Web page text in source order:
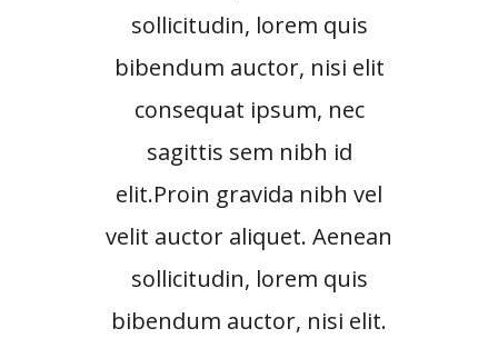
sollicitudin, lorem quis
bibendum auctor, nisi elit
consequat ipsum, nec
sagittis sem nibh id
elit.Proin gravida nibh vel
velit auctor aliquet. Aenean
sollicitudin, lorem quis
bibendum auctor, nisi elit.